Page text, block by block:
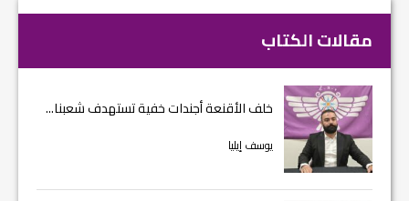
مقالات الكتاب
خلف الأقنعة أجندات خفية تستهدف شعبنا...
يوسف إيليا